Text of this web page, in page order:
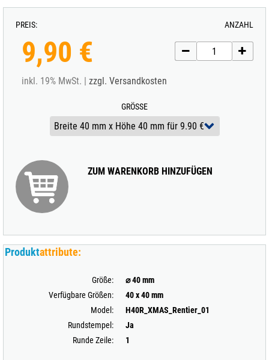
PREIS:
9,90 €
inkl. 19% MwSt. | zzgl. Versandkosten
GRÖSSE
ANZAHL
ZUM WARENKORB HINZUFÜGEN
Produktattribute:
Größe:
⌀ 40 mm
Verfügbare Größen:
40 x 40 mm
Model:
H40R_XMAS_Rentier_01
Rundstempel:
Ja
Runde Zeile:
1